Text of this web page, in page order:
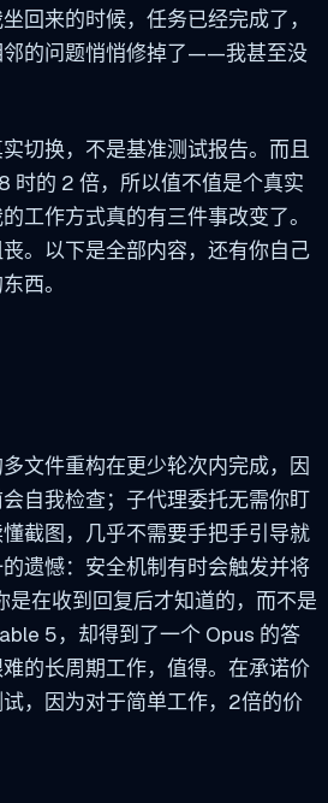
回来的时候，任务已经完成了，
邻的问题悄悄修掉了——我甚至没
切换，不是基准测试报告。而且
时的 2 倍，所以值不值是个真实
工作方式真的有三件事改变了。
。以下是全部内容，还有你自己
西。
文件重构在更少轮次内完成，因
自我检查；子代理委托无需你盯
截图，几乎不需要手把手引导就
遗憾：安全机制有时会触发并将
是在收到回复后才知道的，而不是
5，却得到了一个 Opus 的答
的长周期工作，值得。在承诺价
，因为对于简单工作，2倍的价